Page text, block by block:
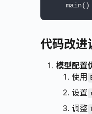
    main()
代码改进
模型配置
使用
设置
调整